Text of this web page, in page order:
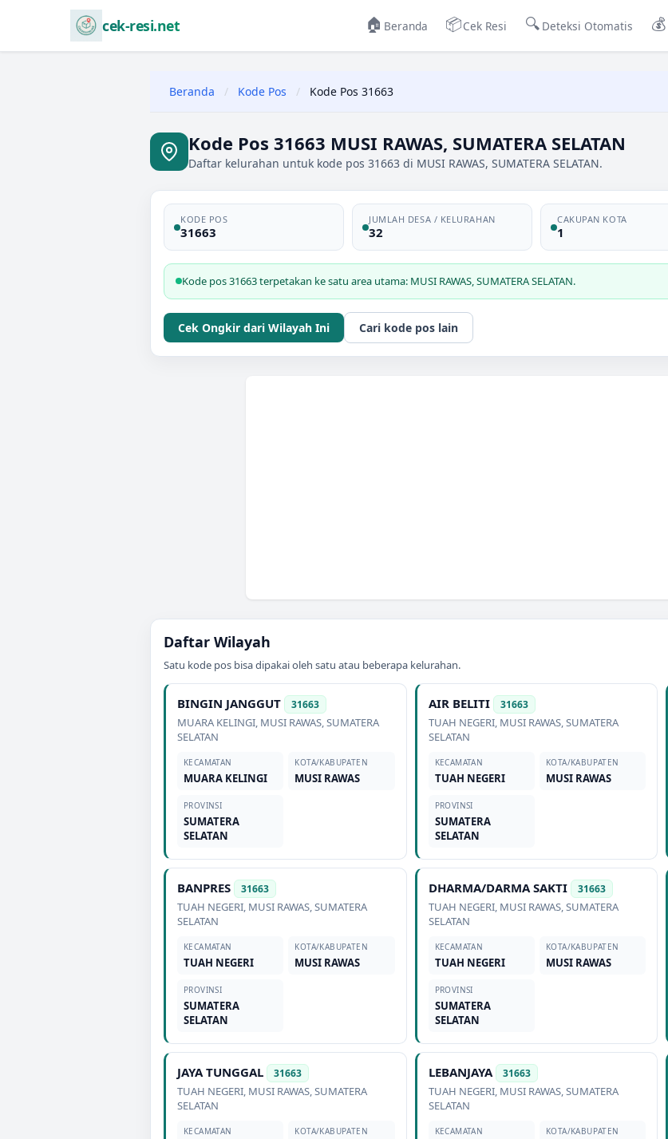
cek-resi.net 🏠 Beranda 📦Cek Resi 🔍 Deteksi Otomatis 💰
Beranda / Kode Pos / Kode Pos 31663
Kode Pos 31663 MUSI RAWAS, SUMATERA SELATAN
Daftar kelurahan untuk kode pos 31663 di MUSI RAWAS, SUMATERA SELATAN.
KODE POS
31663
JUMLAH DESA / KELURAHAN
32
CAKUPAN KOTA
1
Kode pos 31663 terpetakan ke satu area utama: MUSI RAWAS, SUMATERA SELATAN.
Cek Ongkir dari Wilayah Ini Cari kode pos lain
Daftar Wilayah
Satu kode pos bisa dipakai oleh satu atau beberapa kelurahan.
BINGIN JANGGUT 31663
MUARA KELINGI, MUSI RAWAS,SUMATERA
SELATAN
KECAMATAN
MUARA KELINGI
KOTA/KABUPATEN
MUSI RAWAS
PROVINSI
SUMATERA
SELATAN
AIR BELITI 31663
TUAH NEGERI, MUSI RAWAS,SUMATERA
SELATAN
KECAMATAN
TUAH NEGERI
KOTA/KABUPATEN
MUSI RAWAS
PROVINSI
SUMATERA
SELATAN
BANPRES 31663
TUAH NEGERI, MUSI RAWAS,SUMATERA
SELATAN
KECAMATAN
TUAH NEGERI
KOTA/KABUPATEN
MUSI RAWAS
PROVINSI
SUMATERA
SELATAN
DHARMA/DARMA SAKTI 31663
TUAH NEGERI, MUSI RAWAS,SUMATERA
SELATAN
KECAMATAN
TUAH NEGERI
KOTA/KABUPATEN
MUSI RAWAS
PROVINSI
SUMATERA
SELATAN
JAYA TUNGGAL 31663
TUAH NEGERI, MUSI RAWAS,SUMATERA
SELATAN
KECAMATAN KOTA/KABUPATEN
LEBANJAYA 31663
TUAH NEGERI, MUSI RAWAS,SUMATERA
SELATAN
KECAMATAN KOTA/KABUPATEN